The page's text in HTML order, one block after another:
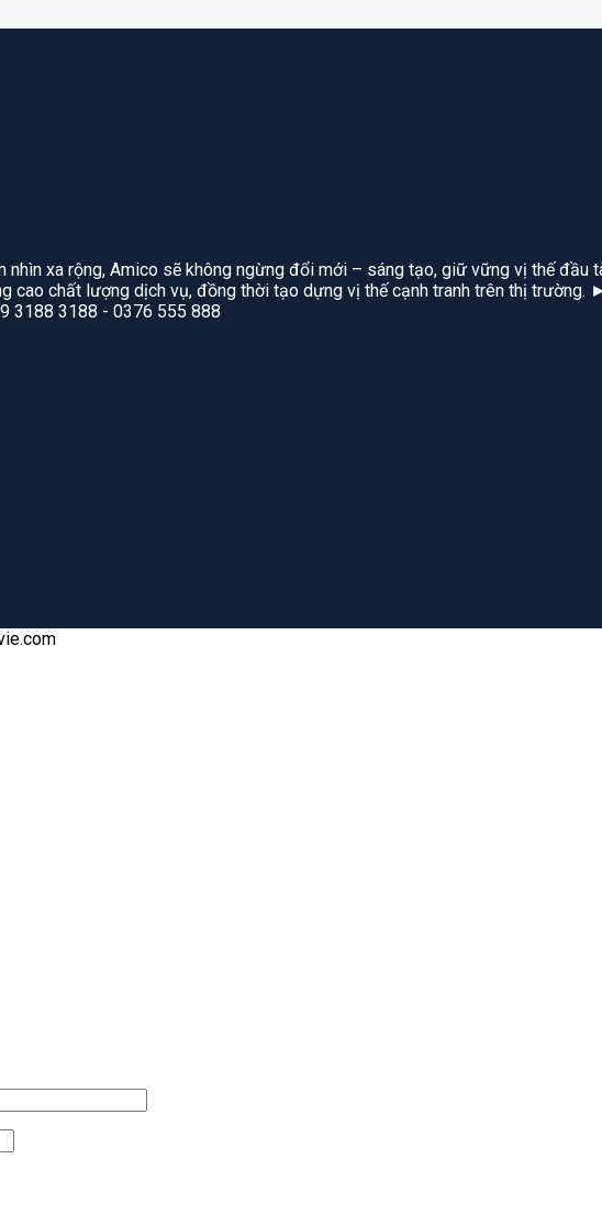
nhìn xa rộng, Amico sẽ không ngừng đổi mới – sáng tạo, giữ vững vị thế đầu
cao chất lượng dịch vụ, đồng thời tạo dựng vị thế cạnh tranh trên thị trường.
3188 3188 - 0376 555 888